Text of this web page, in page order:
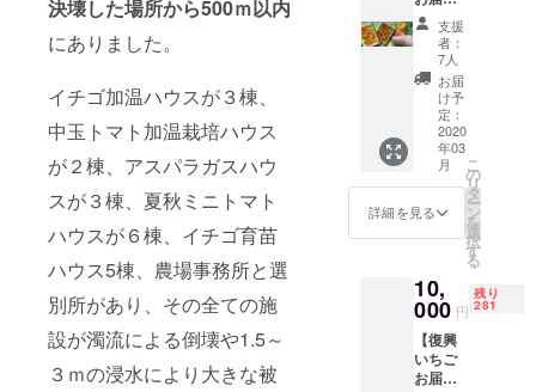
決壊した場所から500ｍ以内
にありました。
イチゴ加温ハウスが３棟、
中玉トマト加温栽培ハウス
が２棟、アスパラガスハウ
スが３棟、夏秋ミニトマト
ハウスが６棟、イチゴ育苗
ハウス5棟、農場事務所と選
別所があり、その全ての施
設が濁流による倒壊や1.5～
３ｍの浸水により大きな被
2020年
5月末ま
でとな
りま
す。
多数の
場合
も、順
次発送
となり
ますの
で、遅
れる場
合がご
ざいま
す。予
間があ
ります
ので、
営業日
をホー
ムペー
ジでご
確認の
上お越
しくだ
さい。
２月ご
ろを目
指して
復興を
進めて
いま
プラン
A】 実
行委員
会より
お礼の
サンク
スメー
ルにプ
ラスし
て、ト
マト
（ぜい
たくト
カラフ
ルミニ
トマ
ト）２
㎏ ※ 送
料込の
支援
者：
7人
お届
け予
定：
2020
年03
月
詳細を見る
こ
の
リ
タ
ー
ン
を
選
択
す
る
10,
000 円
残り
281
【復興
いちご
お届け